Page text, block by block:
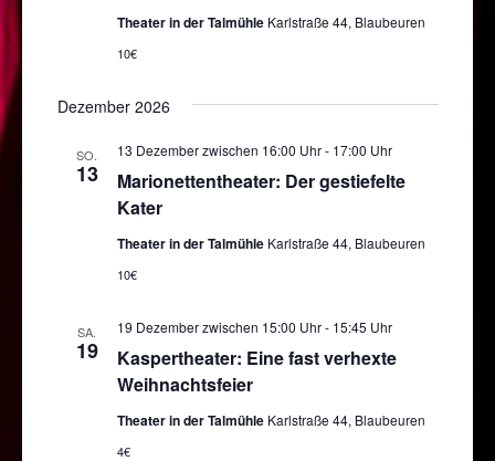
Theater in der Talmühle Karlstraße 44, Blaubeuren
10€
Dezember 2026
SO.
13
Marionettentheater: Der gestiefelte
Kater
13 Dezember zwischen 16:00 Uhr- 17:00 Uhr
Theater in der Talmühle Karlstraße 44, Blaubeuren
10€
SA.
19
Kaspertheater: Eine fast verhexte
Weihnachtsfeier
19 Dezember zwischen 15:00 Uhr- 15:45 Uhr
Theater in der Talmühle Karlstraße 44, Blaubeuren
4€